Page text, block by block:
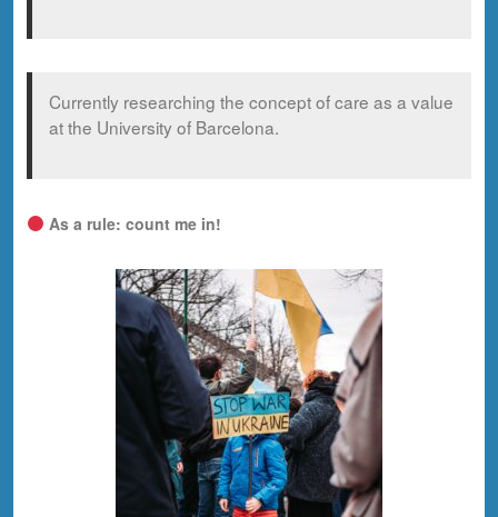
Currently researching the concept of care as a value
at the University of Barcelona.
As a rule: count me in!